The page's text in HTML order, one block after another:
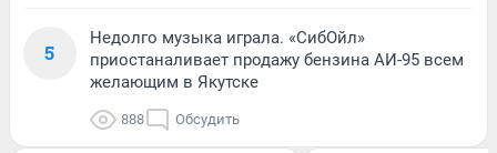
5
Недолго музыка играла. «СибОйл»
приостаналивает продажу бензина АИ-95 всем
желающим в Якутске
888 Обсудить